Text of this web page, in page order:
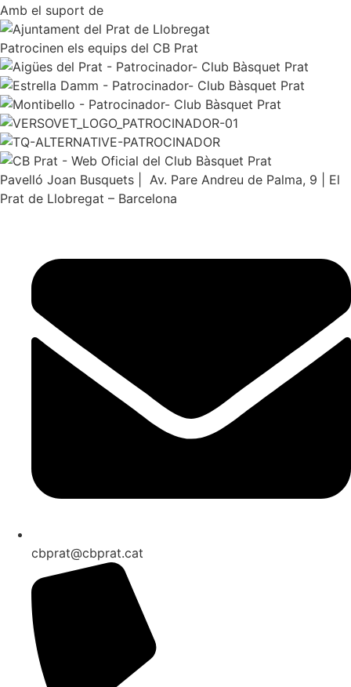
Amb el suport de
Patrocinen els equips del CB Prat
Pavelló Joan Busquets | Av. Pare Andreu de Palma, 9 | El
Prat de Llobregat – Barcelona
cbprat@cbprat.cat